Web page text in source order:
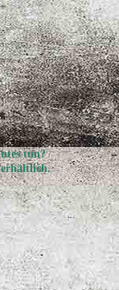
tun?
erhältlich.